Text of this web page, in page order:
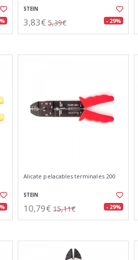
STEIN
3,83€ 5,39€ - 29%
Alicate pelacables terminales 200
STEIN
10,79€ 15,11€ - 29%